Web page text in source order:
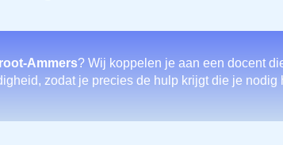
Ammers? Wij koppelen je aan een docent
zodat je precies de hulp krijgt die je nodig